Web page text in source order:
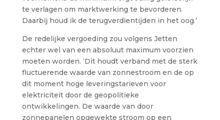
te verlagen om marktwerking te bevorderen.
Daarbij houd ik de terugverdientijden in het oog.’
De redelijke vergoeding zou volgens Jetten
echter wel van een absoluut maximum voorzien
moeten worden. ‘Dit houdt verband met de sterk
fluctuerende waarde van zonnestroom en de op
dit moment hoge leveringstarieven voor
elektriciteit door de geopolitieke
ontwikkelingen. De waarde van door
zonnepanelen opgewekte stroom op een